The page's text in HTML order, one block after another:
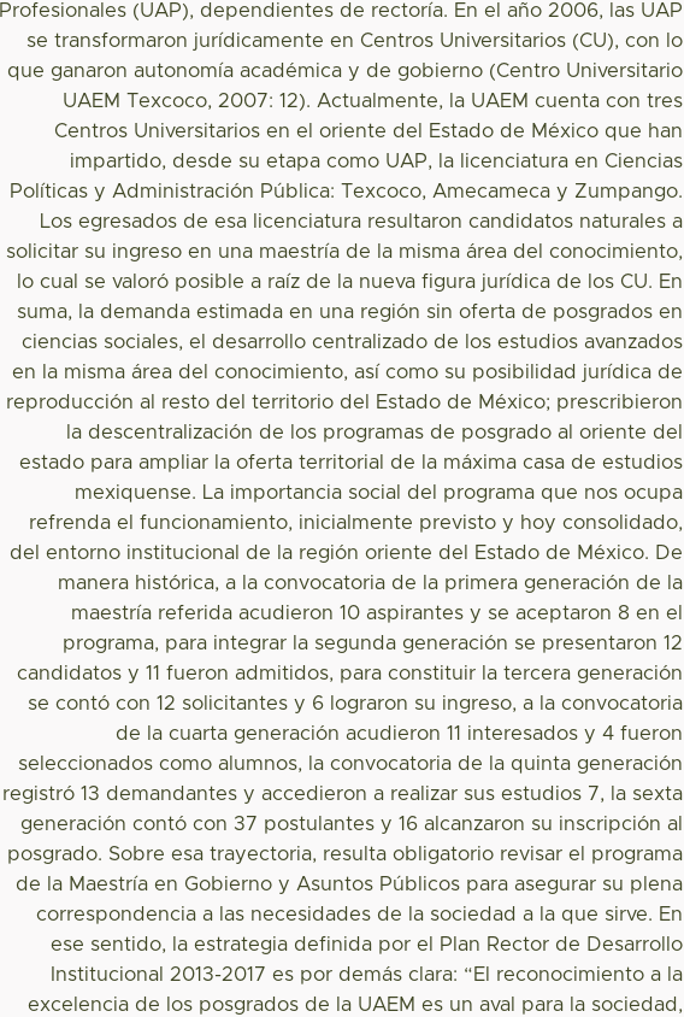
Profesionales (UAP), dependientes de rectoría. En el año 2006, las UAP
se transformaron jurídicamente en Centros Universitarios (CU), con lo
que ganaron autonomía académica y de gobierno (Centro Universitario
UAEM Texcoco, 2007: 12). Actualmente, la UAEM cuenta con tres
Centros Universitarios en el oriente del Estado de México que han
impartido, desde su etapa como UAP, la licenciatura en Ciencias
Políticas y Administración Pública: Texcoco, Amecameca y Zumpango.
Los egresados de esa licenciatura resultaron candidatos naturales a
solicitar su ingreso en una maestría de la misma área del conocimiento,
lo cual se valoró posible a raíz de la nueva figura jurídica de los CU. En
suma, la demanda estimada en una región sin oferta de posgrados en
ciencias sociales, el desarrollo centralizado de los estudios avanzados
en la misma área del conocimiento, así como su posibilidad jurídica de
reproducción al resto del territorio del Estado de México; prescribieron
la descentralización de los programas de posgrado al oriente del
estado para ampliar la oferta territorial de la máxima casa de estudios
mexiquense. La importancia social del programa que nos ocupa
refrenda el funcionamiento, inicialmente previsto y hoy consolidado,
del entorno institucional de la región oriente del Estado de México. De
manera histórica, a la convocatoria de la primera generación de la
maestría referida acudieron 10 aspirantes y se aceptaron 8 en el
programa, para integrar la segunda generación se presentaron 12
candidatos y 11 fueron admitidos, para constituir la tercera generación
se contó con 12 solicitantes y 6 lograron su ingreso, a la convocatoria
de la cuarta generación acudieron 11 interesados y 4 fueron
seleccionados como alumnos, la convocatoria de la quinta generación
registró 13 demandantes y accedieron a realizar sus estudios 7, la sexta
generación contó con 37 postulantes y 16 alcanzaron su inscripción al
posgrado. Sobre esa trayectoria, resulta obligatorio revisar el programa
de la Maestría en Gobierno y Asuntos Públicos para asegurar su plena
correspondencia a las necesidades de la sociedad a la que sirve. En
ese sentido, la estrategia definida por el Plan Rector de Desarrollo
Institucional 2013-2017 es por demás clara: “El reconocimiento a la
excelencia de los posgrados de la UAEM es un aval para la sociedad,